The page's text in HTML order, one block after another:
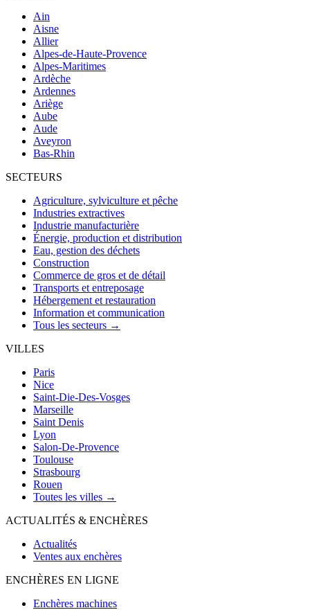
Ain
Aisne
Allier
Alpes-de-Haute-Provence
Alpes-Maritimes
Ardèche
Ardennes
Ariège
Aube
Aude
Aveyron
Bas-Rhin
SECTEURS
Agriculture, sylviculture et pêche
Industries extractives
Industrie manufacturière
Énergie, production et distribution
Eau, gestion des déchets
Construction
Commerce de gros et de détail
Transports et entreposage
Hébergement et restauration
Information et communication
Tous les secteurs →
VILLES
Paris
Nice
Saint-Die-Des-Vosges
Marseille
Saint Denis
Lyon
Salon-De-Provence
Toulouse
Strasbourg
Rouen
Toutes les villes →
ACTUALITÉS & ENCHÈRES
Actualités
Ventes aux enchères
ENCHÈRES EN LIGNE
Enchères machines